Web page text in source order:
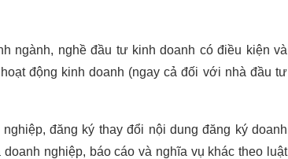
ngành, nghề đầu tư kinh doanh có điều kiện và
động kinh doanh (ngay cả đối với nhà đầu tư
đăng ký thay đổi nội dung đăng ký doanh
nghiệp, báo cáo và nghĩa vụ khác theo luật